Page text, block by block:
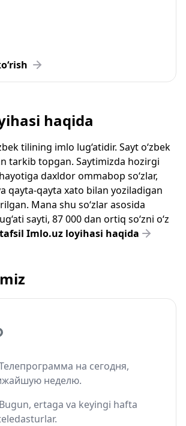
haqida
tilining imlo lug‘atidir. Sayt o‘zbek
tarkib topgan. Saytimizda hozirgi
daxldor ommabop so‘zlar,
qayta-qayta xato bilan yoziladigan
Mana shu so‘zlar asosida
sayti, 87 000 dan ortiq so‘zni o‘z
Imlo.uz loyihasi haqida
на сегодня,
неделю.
ertaga va keyingi hafta